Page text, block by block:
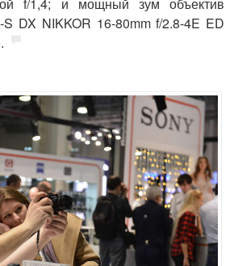
-S DX NIKKOR 16-80mm f/2.8-4E ED